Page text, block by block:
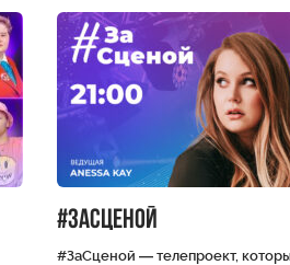
#ЗаСценой
#ЗаСценой — телепроект,